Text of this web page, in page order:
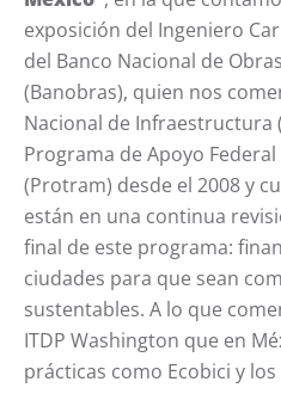
exposición del Ingeniero
del Banco Nacional de
(Banobras), quien nos
Nacional de Infraestructura
Programa de Apoyo
(Protram) desde el 2008 y
están en una continua
final de este programa:
ciudades para que sean
sustentables. A lo que
ITDP Washington que en
prácticas como Ecobici y